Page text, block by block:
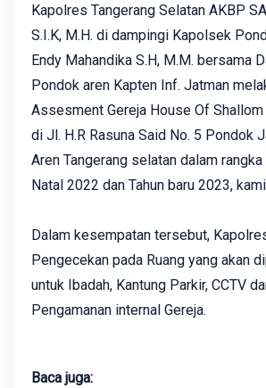
Kapolres Tangerang Selatan AKBP
S.I.K, M.H. di dampingi Kapolsek
Endy Mahandika S.H, M.M. bersama
Pondok aren Kapten Inf. Jatman
Assesment Gereja House Of
di Jl. H.R Rasuna Said No. 5 Pondok
Aren Tangerang selatan dalam
Natal 2022 dan Tahun baru 2023,
Dalam kesempatan tersebut,
Pengecekan pada Ruang yang akan
untuk Ibadah, Kantung Parkir, CCTV
Pengamanan internal Gereja.
Baca juga: